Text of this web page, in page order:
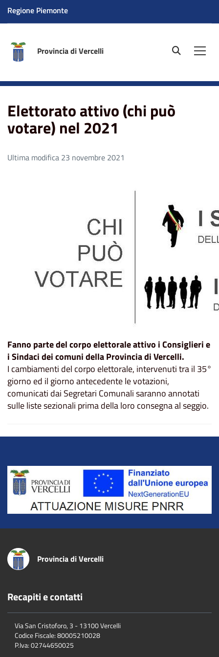
Regione Piemonte
Provincia di Vercelli site.searc
Elettorato attivo (chi può
votare) nel 2021
Ultima modifica 23 novembre 2021
Fanno parte del corpo elettorale attivo i Consiglieri e
i Sindaci dei comuni della Provincia di Vercelli.
I cambiamenti del corpo elettorale, intervenuti tra il 35°
giorno ed il giorno antecedente le votazioni,
comunicati dai Segretari Comunali saranno annotati
sulle liste sezionali prima della loro consegna al seggio.
Title
Provincia di Vercelli
Recapiti e contatti
Via San Cristoforo, 3 - 13100 Vercelli
Codice Fiscale:80005210028
P.Iva:02744650025